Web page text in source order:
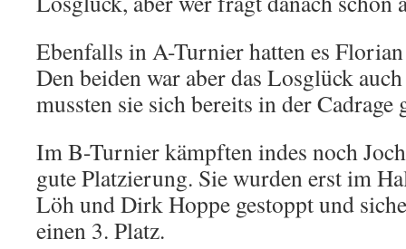
Ebenfalls in A-Turnier hatten es
Den beiden war aber das Losglück
mussten sie sich bereits in der Cadrage
Im B-Turnier kämpften indes noch
gute Platzierung. Sie wurden erst im
Löh und Dirk Hoppe gestoppt und
einen 3. Platz.